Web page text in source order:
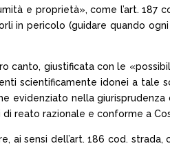
e proprietà», come l’art. 187
in pericolo (guidare quando
canto, giustificata con le
scientificamente idonei a tale
nella giurisprudenza
reato razionale e conforme a
ai sensi dell’art. 186 cod.